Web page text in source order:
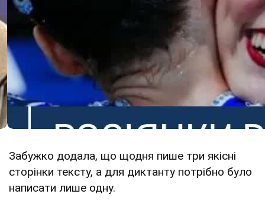
Забужко додала, що щодня пише три якісні
сторінки тексту, а для диктанту потрібно було
написати лише одну.